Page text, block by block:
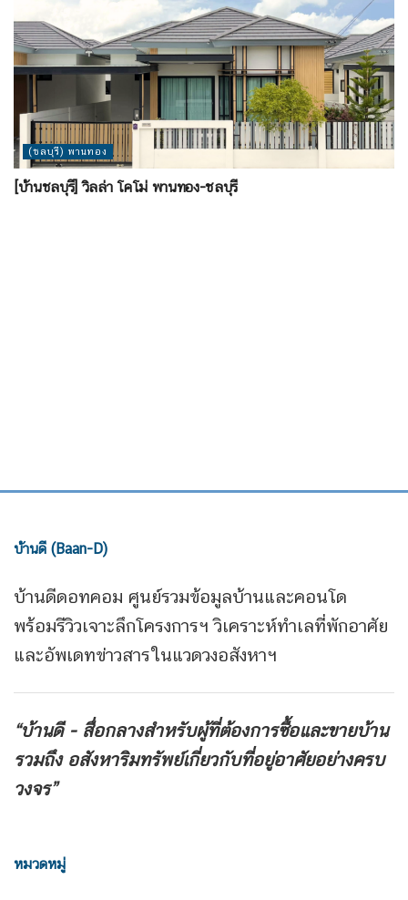
(ชลบุรี) พานทอง
[บ้านชลบุรี] วิลล่า โคโม่ พานทอง-ชลบุรี
บ้านดี (Baan-D)
บ้านดีดอทคอม ศูนย์รวมข้อมูลบ้านและคอนโด
พร้อมรีวิวเจาะลึกโครงการฯ วิเคราะห์ทำเลที่พักอาศัย
และอัพเดทข่าวสารในแวดวงอสังหาฯ
“บ้านดี - สื่อกลางสำหรับผู้ที่ต้องการซื้อและขายบ้าน
รวมถึง อสังหาริมทรัพย์เกี่ยวกับที่อยู่อาศัยอย่างครบ
วงจร”
หมวดหมู่